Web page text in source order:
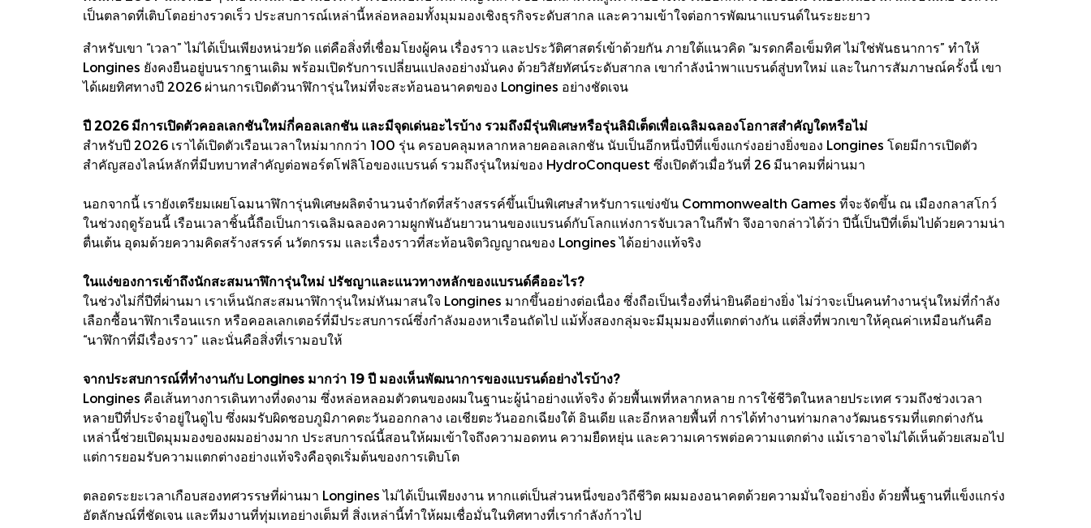
เป็นตลาดที่เติบโตอย่างรวดเร็ว ประสบการณ์เหล่านี้หล่อหลอมทั้งมุมมองเชิงธุรกิจระดับสากล และความเข้าใจต่อการพัฒนาแบรนด์ในระยะยาว
สำหรับเขา “เวลา” ไม่ได้เป็นเพียงหน่วยวัด แต่คือสิ่งที่เชื่อมโยงผู้คน เรื่องราว และประวัติศาสตร์เข้าด้วยกัน ภายใต้แนวคิด “มรดกคือเข็มทิศ ไม่ใช่พันธนาการ” ทำให้
Longines ยังคงยืนอยู่บนรากฐานเดิม พร้อมเปิดรับการเปลี่ยนแปลงอย่างมั่นคง ด้วยวิสัยทัศน์ระดับสากล เขากำลังนำพาแบรนด์สู่บทใหม่ และในการสัมภาษณ์ครั้งนี้ เขา
ได้เผยทิศทางปี 2026 ผ่านการเปิดตัวนาฬิการุ่นใหม่ที่จะสะท้อนอนาคตของ Longines อย่างชัดเจน
ปี 2026 มีการเปิดตัวคอลเลกชันใหม่กี่คอลเลกชัน และมีจุดเด่นอะไรบ้าง รวมถึงมีรุ่นพิเศษหรือรุ่นลิมิเต็ดเพื่อเฉลิมฉลองโอกาสสำคัญใดหรือไม่
สำหรับปี 2026 เราได้เปิดตัวเรือนเวลาใหม่มากกว่า 100 รุ่น ครอบคลุมหลากหลายคอลเลกชัน นับเป็นอีกหนึ่งปีที่แข็งแกร่งอย่างยิ่งของ Longines โดยมีการเปิดตัว
สำคัญสองไลน์หลักที่มีบทบาทสำคัญต่อพอร์ตโฟลิโอของแบรนด์ รวมถึงรุ่นใหม่ของ HydroConquest ซึ่งเปิดตัวเมื่อวันที่ 26 มีนาคมที่ผ่านมา
นอกจากนี้ เรายังเตรียมเผยโฉมนาฬิการุ่นพิเศษผลิตจำนวนจำกัดที่สร้างสรรค์ขึ้นเป็นพิเศษสำหรับการแข่งขัน Commonwealth Games ที่จะจัดขึ้น ณ เมืองกลาสโกว์
ในช่วงฤดูร้อนนี้ เรือนเวลาชิ้นนี้ถือเป็นการเฉลิมฉลองความผูกพันอันยาวนานของแบรนด์กับโลกแห่งการจับเวลาในกีฬา จึงอาจกล่าวได้ว่า ปีนี้เป็นปีที่เต็มไปด้วยความน่า
ตื่นเต้น อุดมด้วยความคิดสร้างสรรค์ นวัตกรรม และเรื่องราวที่สะท้อนจิตวิญญาณของ Longines ได้อย่างแท้จริง
ในแง่ของการเข้าถึงนักสะสมนาฬิการุ่นใหม่ ปรัชญาและแนวทางหลักของแบรนด์คืออะไร?
ในช่วงไม่กี่ปีที่ผ่านมา เราเห็นนักสะสมนาฬิการุ่นใหม่หันมาสนใจ Longines มากขึ้นอย่างต่อเนื่อง ซึ่งถือเป็นเรื่องที่น่ายินดีอย่างยิ่ง ไม่ว่าจะเป็นคนทำงานรุ่นใหม่ที่กำลัง
เลือกซื้อนาฬิกาเรือนแรก หรือคอลเลกเตอร์ที่มีประสบการณ์ซึ่งกำลังมองหาเรือนถัดไป แม้ทั้งสองกลุ่มจะมีมุมมองที่แตกต่างกัน แต่สิ่งที่พวกเขาให้คุณค่าเหมือนกันคือ
“นาฬิกาที่มีเรื่องราว” และนั่นคือสิ่งที่เรามอบให้
จากประสบการณ์ที่ทำงานกับ Longines มากว่า 19 ปี มองเห็นพัฒนาการของแบรนด์อย่างไรบ้าง?
Longines คือเส้นทางการเดินทางที่งดงาม ซึ่งหล่อหลอมตัวตนของผมในฐานะผู้นำอย่างแท้จริง ด้วยพื้นเพที่หลากหลาย การใช้ชีวิตในหลายประเทศ รวมถึงช่วงเวลา
หลายปีที่ประจำอยู่ในดูไบ ซึ่งผมรับผิดชอบภูมิภาคตะวันออกกลาง เอเชียตะวันออกเฉียงใต้ อินเดีย และอีกหลายพื้นที่ การได้ทำงานท่ามกลางวัฒนธรรมที่แตกต่างกัน
เหล่านี้ช่วยเปิดมุมมองของผมอย่างมาก ประสบการณ์นี้สอนให้ผมเข้าใจถึงความอดทน ความยืดหยุ่น และความเคารพต่อความแตกต่าง แม้เราอาจไม่ได้เห็นด้วยเสมอไป
แต่การยอมรับความแตกต่างอย่างแท้จริงคือจุดเริ่มต้นของการเติบโต
ตลอดระยะเวลาเกือบสองทศวรรษที่ผ่านมา Longines ไม่ได้เป็นเพียงงาน หากแต่เป็นส่วนหนึ่งของวิถีชีวิต ผมมองอนาคตด้วยความมั่นใจอย่างยิ่ง ด้วยพื้นฐานที่แข็งแกร่ง
อัตลักษณ์ที่ชัดเจน และทีมงานที่ทุ่มเทอย่างเต็มที่ สิ่งเหล่านี้ทำให้ผมเชื่อมั่นในทิศทางที่เรากำลังก้าวไป